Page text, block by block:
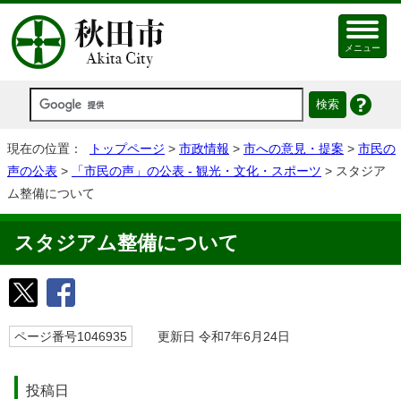
メニュー
現在の位置： トップページ > 市政情報 > 市への意見・提案 > 市民の
声の公表 > 「市民の声」の公表 - 観光・文化・スポーツ > スタジア
ム整備について
スタジアム整備について
ページ番号1046935 更新日 令和7年6月24日
投稿日